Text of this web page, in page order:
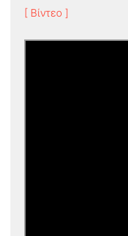
[ Βίντεο ]